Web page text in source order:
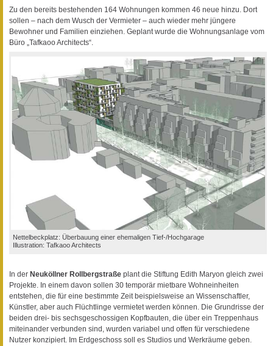
Zu den bereits bestehenden 164 Wohnungen kommen 46 neue hinzu. Dort
sollen – nach dem Wusch der Vermieter – auch wieder mehr jüngere
Bewohner und Familien einziehen. Geplant wurde die Wohnungsanlage vom
Büro „Tafkaoo Architects“.
Nettelbeckplatz: Überbauung einer ehemaligen Tief-/Hochgarage
Illustration: Tafkaoo Architects
In der Neuköllner Rollbergstraße plant die Stiftung Edith Maryon gleich zwei
Projekte. In einem davon sollen 30 temporär mietbare Wohneinheiten
entstehen, die für eine bestimmte Zeit beispielsweise an Wissenschaftler,
Künstler, aber auch Flüchtlinge vermietet werden können. Die Grundrisse der
beiden drei- bis sechsgeschossigen Kopfbauten, die über ein Treppenhaus
miteinander verbunden sind, wurden variabel und offen für verschiedene
Nutzer konzipiert. Im Erdgeschoss soll es Studios und Werkräume geben.